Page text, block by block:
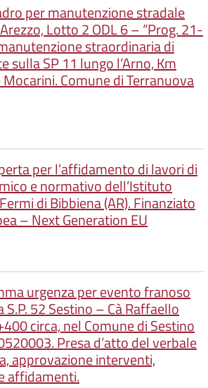
per manutenzione stradale
Lotto 2 ODL 6 – “Prog. 21-
straordinaria di
sulla SP 11 lungo l’Arno, Km
Comune di Terranuova
per l’affidamento di lavori di
e normativo dell’Istituto
di Bibbiena (AR). Finanziato
– Next Generation EU
urgenza per evento franoso
52 Sestino – Cà Raffaello
circa, nel Comune di Sestino
Presa d’atto del verbale
approvazione interventi,
affidamenti.